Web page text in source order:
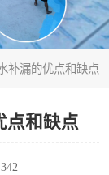
补漏的优点和缺点
点和缺点